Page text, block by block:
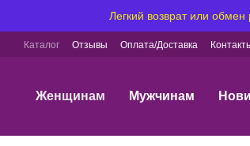
Перейти к основному контенту
Легкий возврат или
Каталог Отзывы Оплата/Доставка
Женщинам Мужчинам